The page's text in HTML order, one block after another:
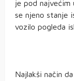
je pod najvećim
se njeno stanje
vozilo pogleda
Najlakši način